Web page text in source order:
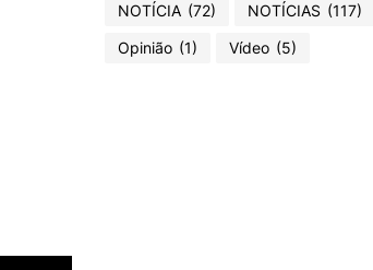
NOTÍCIA (72) NOTÍCIAS (117)
Opinião (1) Vídeo (5)